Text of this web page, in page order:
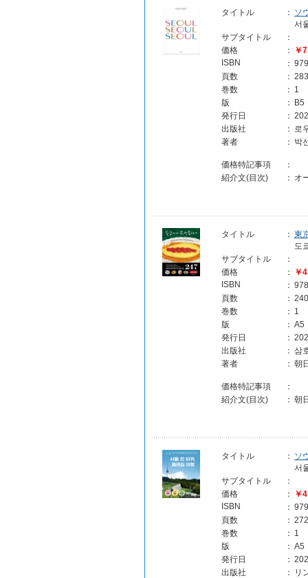
タイトル ： ソ
서
サブタイトル
：
価格
：
￥
ISBN
：
頁数
： 283
巻数
： 1
版
：
B5
発行日
：
出版社
： 로
著者
： 박
価格特記事項
：
紹介文(目次)
： オ
タイトル ： 東
도
サブタイトル
：
価格
：
￥
ISBN
：
頁数
： 240
巻数
： 1
版
： A5
発行日
：
出版社
： 삼
著者
： 朝
価格特記事項
：
紹介文(目次)
： 朝
タイトル ： ソ
서
サブタイトル
：
価格
：
￥
ISBN
：
頁数
： 272
巻数
： 1
版
： A5
発行日
：
出版社
：
リ